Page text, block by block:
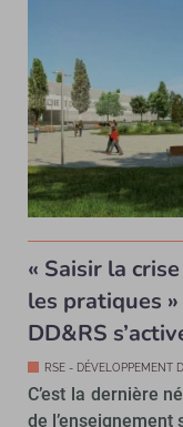
« Saisir la
les pratiques
DD&RS
RSE - DÉVELOPPEMENT
C’est la dernière
de l’enseignement